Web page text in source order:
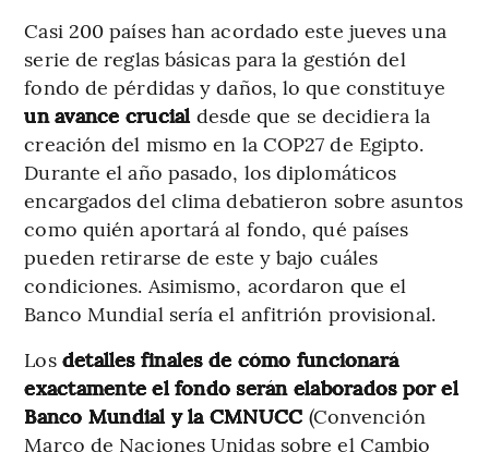
Casi 200 países han acordado este jueves una
serie de reglas básicas para la gestión del
fondo de pérdidas y daños, lo que constituye
un avance crucialdesde que se decidiera la
creación del mismo en la COP27 de Egipto.
Durante el año pasado, los diplomáticos
encargados del clima debatieron sobre asuntos
como quién aportará al fondo, qué países
pueden retirarse de este y bajo cuáles
condiciones. Asimismo, acordaron que el
Banco Mundial sería el anfitrión provisional.
Los detalles finales de cómo funcionará
exactamente el fondo serán elaborados por el
Banco Mundial y la CMNUCC (Convención
Marco de Naciones Unidas sobre el Cambio